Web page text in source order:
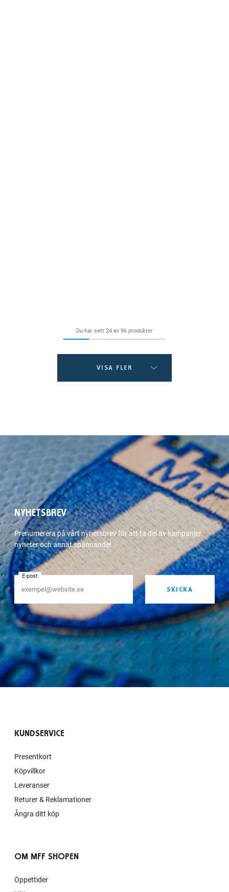
Du har sett 24 av 96 produkter
VISA FLER
NYHETSBREV
Prenumerera på vårt nyhetsbrev för att ta del av kampanjer
nyheter och annat spännande!
E-post
SKICKA
KUNDSERVICE
Presentkort
Köpvillkor
Leveranser
Returer & Reklamationer
Ångra ditt köp
OM MFF SHOPEN
Öppettider